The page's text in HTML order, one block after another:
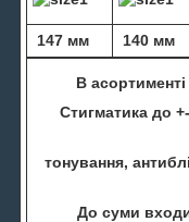
147 мм 140 мм
В
Стигматика до
тонування,
До суми